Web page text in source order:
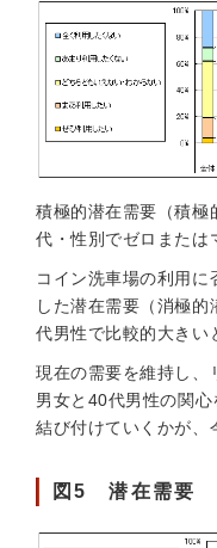
積極的潜在需要（積極
代・性別でゼロまたは
コイン洗車場の利用
した潜在需要（消極
代男性で比較的大きい
現在の需要を維持し、
男女と40代男性の関
結び付けていくかが、
図5 潜在需要